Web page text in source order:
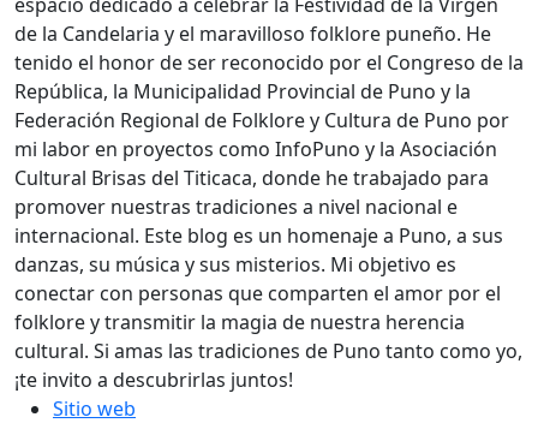
de la Candelaria y el maravilloso folklore puneño. He
tenido el honor de ser reconocido por el Congreso de la
República, la Municipalidad Provincial de Puno y la
Federación Regional de Folklore y Cultura de Puno por
mi labor en proyectos como InfoPuno y la Asociación
Cultural Brisas del Titicaca, donde he trabajado para
promover nuestras tradiciones a nivel nacional e
internacional. Este blog es un homenaje a Puno, a sus
danzas, su música y sus misterios. Mi objetivo es
conectar con personas que comparten el amor por el
folklore y transmitir la magia de nuestra herencia
cultural. Si amas las tradiciones de Puno tanto como yo,
¡te invito a descubrirlas juntos!
Sitio web